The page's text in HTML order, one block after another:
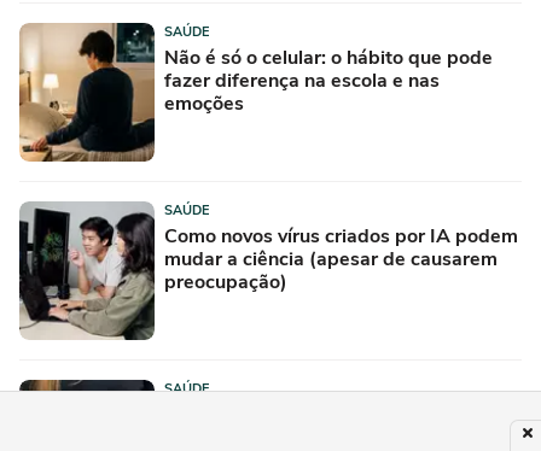
SAÚDE
Não é só o celular: o hábito que pode
fazer diferença na escola e nas
emoções
SAÚDE
Como novos vírus criados por IA podem
mudar a ciência (apesar de causarem
preocupação)
SAÚDE